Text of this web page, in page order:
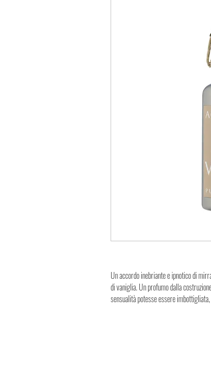
Un accordo inebriante e ipnotico di
di vaniglia. Un profumo dalla
sensualità potesse essere